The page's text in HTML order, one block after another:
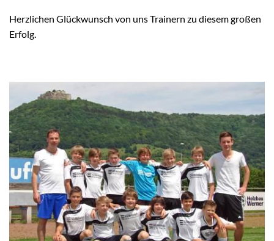
Herzlichen Glückwunsch von uns Trainern zu diesem großen
Erfolg.